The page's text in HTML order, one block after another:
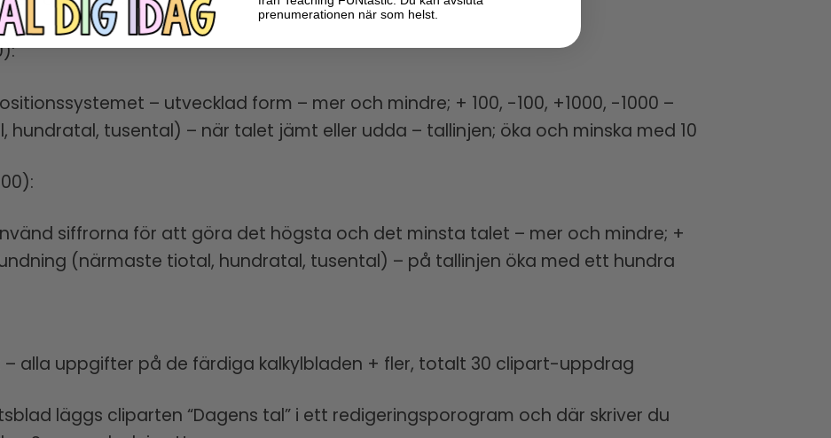
– utvecklad form – mer och mindre; + 100, -100, +1000, -1000 –
tusental) – när talet jämt eller udda – tallinjen; öka och minska med 10
siffrorna för att göra det högsta och det minsta talet – mer och mindre; +
(närmaste tiotal, hundratal, tusental) – på tallinjen öka med ett hundra
– alla uppgifter på de färdiga kalkylbladen + fler, totalt 30 clipart-uppdrag
läggs cliparten “Dagens tal” i ett redigeringsporogram och där skriver du
prenumerationen när som helst.